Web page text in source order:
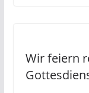
Wir feiern